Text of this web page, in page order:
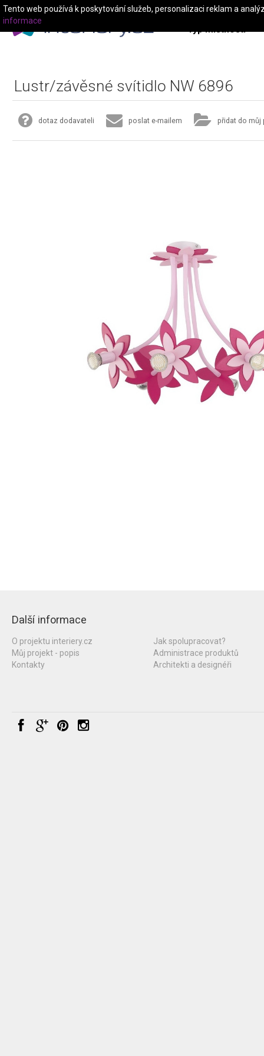
Typ místnosti
Lustr/závěsné svítidlo NW 6896
dotaz dodavateli poslat e-mailem přidat do můj
Další informace
O projektu interiery.cz
Můj projekt - popis
Kontakty
Jak spolupracovat?
Administrace produktů
Architekti a designéři
Tento web používá k poskytování služeb, personalizaci reklam a
informace